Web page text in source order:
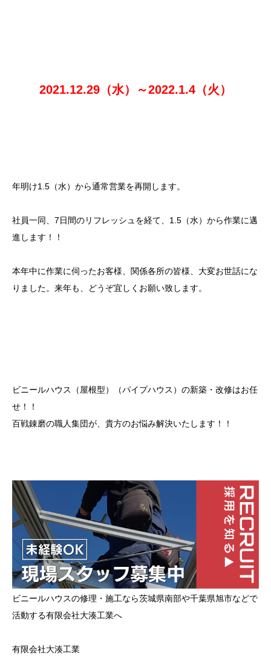
2021.12.29（水）～2022.1.4（火）
年明け1.5（水）から通常営業を再開します。
社員一同、7日間のリフレッシュを経て、1.5（水）から作業に邁
進します！！
本年中に作業に伺ったお客様、関係各所の皆様、大変お世話にな
りました。来年も、どうぞ宜しくお願い致します。
ビニールハウス（屋根型）（パイプハウス）の新築・改修はお任
せ！！
百戦錬磨の職人集団が、貴方のお悩み解決いたします！！
ビニールハウスの修理・施工なら茨城県南部や千葉県旭市などで
活動する有限会社大湊工業へ
有限会社大湊工業